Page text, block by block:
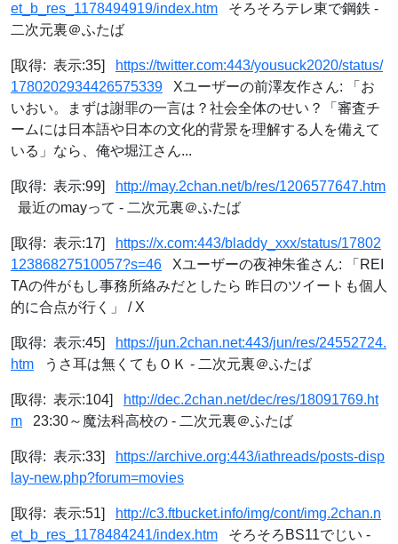
et_b_res_1178494919/index.htm そろそろテレ東で鋼鉄 -
二次元裏＠ふたば
[取得: 表示:35]
https://twitter.com:443/yousuck2020/status/
1780202934426575339 Xユーザーの前澤友作さん: 「お
いおい。まずは謝罪の一言は？社会全体のせい？「審査チ
ームには日本語や日本の文化的背景を理解する人を備えて
いる」なら、俺や堀江さん...
[取得: 表示:99]
http://may.2chan.net/b/res/1206577647.htm
最近のmayって - 二次元裏＠ふたば
[取得: 表示:17]
https://x.com:443/bladdy_xxx/status/17802
12386827510057?s=46 Xユーザーの夜神朱雀さん: 「REI
TAの件がもし事務所絡みだとしたら 昨日のツイートも個人
的に合点が行く」 / X
[取得: 表示:45]
https://jun.2chan.net:443/jun/res/24552724.
htm うさ耳は無くてもＯＫ - 二次元裏＠ふたば
[取得: 表示:104]
http://dec.2chan.net/dec/res/18091769.ht
m 23:30～魔法科高校の - 二次元裏＠ふたば
[取得: 表示:33]
https://archive.org:443/iathreads/posts-disp
lay-new.php?forum=movies
[取得: 表示:51]
http://c3.ftbucket.info/img/cont/img.2chan.n
et_b_res_1178484241/index.htm そろそろBS11でじい -